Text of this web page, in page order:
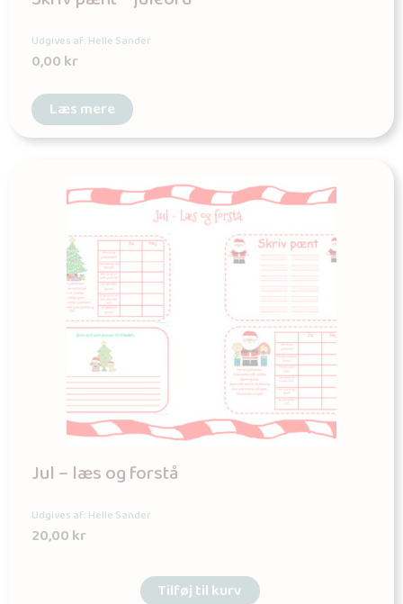
Udgives af: Helle Sander
0,00kr
Læs mere
Jul – læs og forstå
Udgives af: Helle Sander
20,00kr
Tilføj til kurv